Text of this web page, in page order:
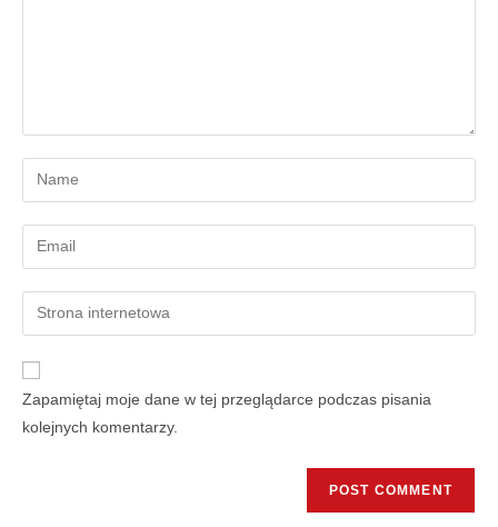
Zapamiętaj moje dane w tej przeglądarce podczas pisania
kolejnych komentarzy.